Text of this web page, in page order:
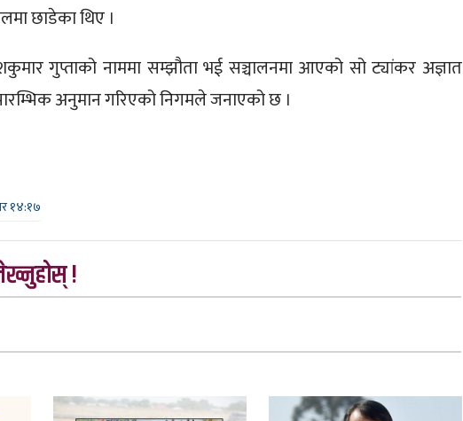
छाडेका थिए ।
गुप्ताको नाममा सम्झौता भई सञ्चालनमा आएको सो ट्यांकर अज्ञात
अनुमान गरिएको निगमले जनाएको छ ।
१४:१७
!